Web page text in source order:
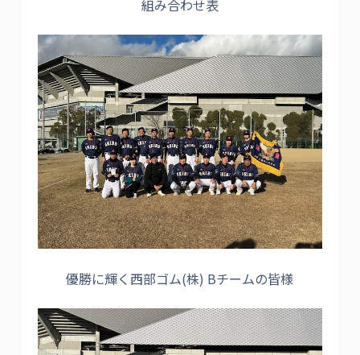
組み合わせ表
優勝に輝く西部ゴム(株) Bチームの皆様